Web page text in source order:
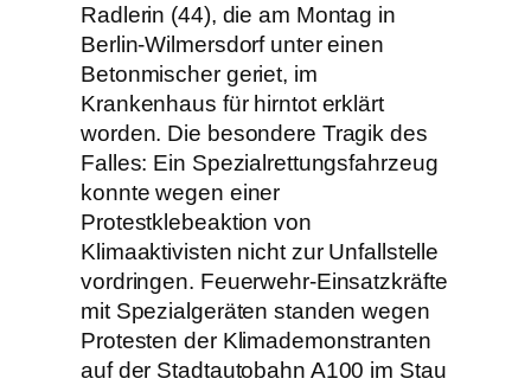
Radlerin (44), die am Montag in
Berlin-Wilmersdorf unter einen
Betonmischer geriet, im
Krankenhaus für hirntot erklärt
worden. Die besondere Tragik des
Falles: Ein Spezialrettungsfahrzeug
konnte wegen einer
Protestklebeaktion von
Klimaaktivisten nicht zur Unfallstelle
vordringen. Feuerwehr-Einsatzkräfte
mit Spezialgeräten standen wegen
Protesten der Klimademonstranten
auf der Stadtautobahn A100 im Stau